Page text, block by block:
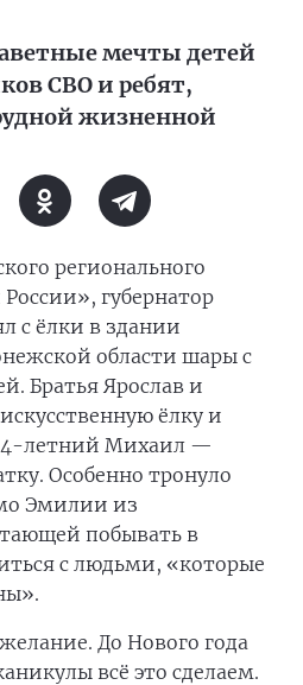
мечты детей
СВО и ребят,
жизненной
регионального
губернатор
с ёлки в здании
области шары с
Братья Ярослав и
ёлку и
летний Михаил —
Особенно тронуло
Эмилии из
побывать в
с людьми, «которые
До Нового года
всё это сделаем.